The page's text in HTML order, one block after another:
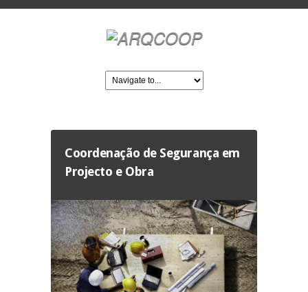
Coordenação de Segurança em
Projecto e Obra